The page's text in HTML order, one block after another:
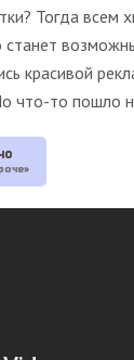
Тогда всем
красивой
что-то пошло